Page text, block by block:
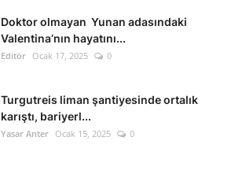
Doktor olmayan Yunan adasındaki
Valentina’nın hayatını...
Editör Ocak 17, 2025 0
Turgutreis liman şantiyesinde ortalık
karıştı, bariyerl...
Yasar Anter Ocak 15, 2025 0